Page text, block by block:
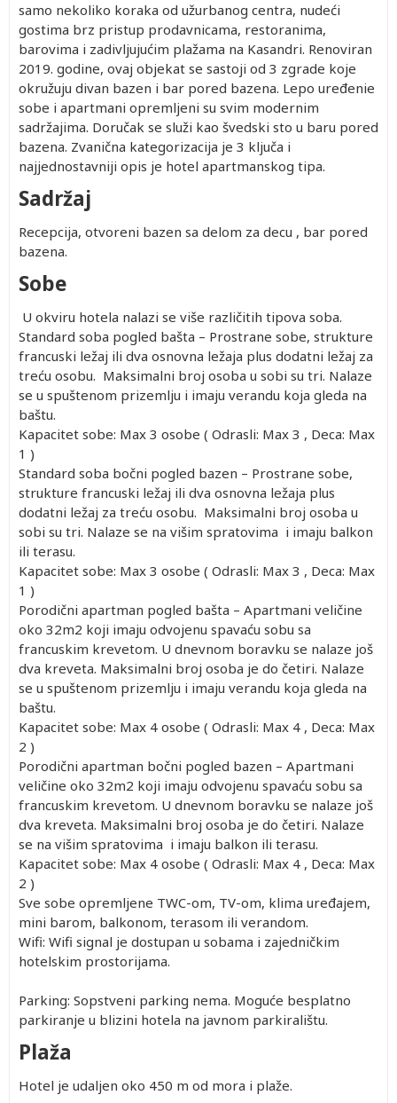
samo nekoliko koraka od užurbanog centra, nudeći
gostima brz pristup prodavnicama, restoranima,
barovima i zadivljujućim plažama na Kasandri. Renoviran
2019. godine, ovaj objekat se sastoji od 3 zgrade koje
okružuju divan bazen i bar pored bazena. Lepo uređenie
sobe i apartmani opremljeni su svim modernim
sadržajima. Doručak se služi kao švedski sto u baru pored
bazena. Zvanična kategorizacija je 3 ključa i
najjednostavniji opis je hotel apartmanskog tipa.
Sadržaj
Recepcija, otvoreni bazen sa delom za decu , bar pored
bazena.
Sobe
U okviru hotela nalazi se više različitih tipova soba.
Standard soba pogled bašta – Prostrane sobe, strukture
francuski ležaj ili dva osnovna ležaja plus dodatni ležaj za
treću osobu. Maksimalni broj osoba u sobi su tri. Nalaze
se u spuštenom prizemlju i imaju verandu koja gleda na
baštu.
Kapacitet sobe: Max 3 osobe ( Odrasli: Max 3 , Deca: Max
1 )
Standard soba bočni pogled bazen – Prostrane sobe,
strukture francuski ležaj ili dva osnovna ležaja plus
dodatni ležaj za treću osobu. Maksimalni broj osoba u
sobi su tri. Nalaze se na višim spratovima i imaju balkon
ili terasu.
Kapacitet sobe: Max 3 osobe ( Odrasli: Max 3 , Deca: Max
1 )
Porodični apartman pogled bašta – Apartmani veličine
oko 32m2 koji imaju odvojenu spavaću sobu sa
francuskim krevetom. U dnevnom boravku se nalaze još
dva kreveta. Maksimalni broj osoba je do četiri. Nalaze
se u spuštenom prizemlju i imaju verandu koja gleda na
baštu.
Kapacitet sobe: Max 4 osobe ( Odrasli: Max 4 , Deca: Max
2 )
Porodični apartman bočni pogled bazen – Apartmani
veličine oko 32m2 koji imaju odvojenu spavaću sobu sa
francuskim krevetom. U dnevnom boravku se nalaze još
dva kreveta. Maksimalni broj osoba je do četiri. Nalaze
se na višim spratovima i imaju balkon ili terasu.
Kapacitet sobe: Max 4 osobe ( Odrasli: Max 4 , Deca: Max
2 )
Sve sobe opremljene TWC-om, TV-om, klima uređajem,
mini barom, balkonom, terasom ili verandom.
Wifi: Wifi signal je dostupan u sobama i zajedničkim
hotelskim prostorijama.
Parking: Sopstveni parking nema. Moguće besplatno
parkiranje u blizini hotela na javnom parkiralištu.
Plaža
Hotel je udaljen oko 450 m od mora i plaže.